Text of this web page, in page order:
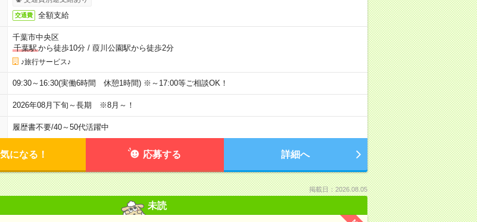
交通費 全額支給
千葉市中央区
千葉駅から徒歩10分/ 葭川公園駅から徒歩2分
♪旅行サービス♪
09:30～16:30(実働6時間 休憩1時間) ※～17:00等ご相談OK！
2026年08月下旬～長期 ※8月～！
履歴書不要/40～50代活躍中
気になる！ 応募する 詳細へ
掲載日：2026.08.05
未読